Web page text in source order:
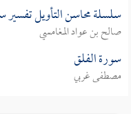
سلسلة محاسن التأويل تفسير سورة
صالح بن عواد المغامسي
سورة الفلق
مصطفى غربي